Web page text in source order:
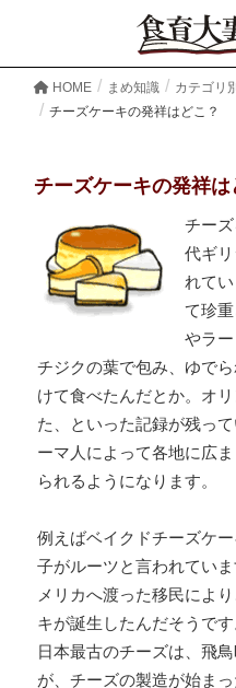
HOME まめ知識 カテゴリ別
チーズケーキの発祥はどこ？
チーズケーキの発祥は
チー
代ギ
れて
て珍
やラ
チジクの葉で包み、ゆで
けて食べたんだとか。オ
た、といった記録が残っ
ーマ人によって各地に広
られるようになります。
例えばベイクドチーズケ
子がルーツと言われてい
メリカへ渡った移民によ
キが誕生したんだそうです
日本最古のチーズは、飛
が、チーズの製造が始ま